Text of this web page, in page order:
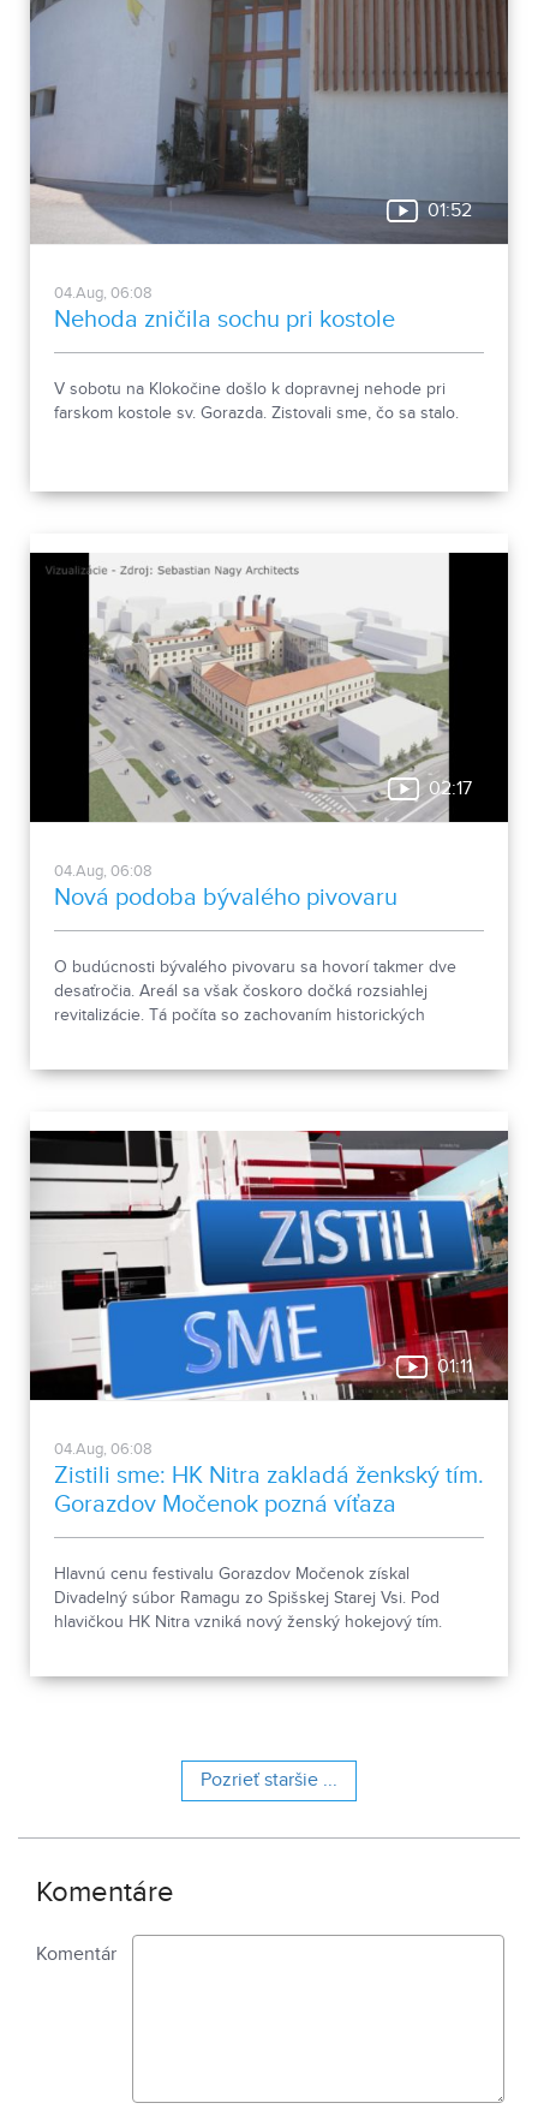
01:52
04.Aug, 06:08
Nehoda zničila sochu pri kostole
V sobotu na Klokočine došlo k dopravnej nehode pri
farskom kostole sv. Gorazda. Zistovali sme, čo sa stalo.
02:17
04.Aug, 06:08
Nová podoba bývalého pivovaru
O budúcnosti bývalého pivovaru sa hovorí takmer dve
desaťročia. Areál sa však čoskoro dočká rozsiahlej
revitalizácie. Tá počíta so zachovaním historických
01:11
04.Aug, 06:08
Zistili sme: HK Nitra zakladá ženkský tím.
Gorazdov Močenok pozná víťaza
Hlavnú cenu festivalu Gorazdov Močenok získal
Divadelný súbor Ramagu zo Spišskej Starej Vsi. Pod
hlavičkou HK Nitra vzniká nový ženský hokejový tím.
Pozrieť staršie ...
Komentáre
Komentár